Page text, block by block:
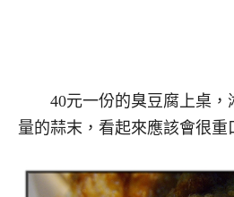
40元一份的臭豆腐上桌，
量的蒜末，看起來應該會很重